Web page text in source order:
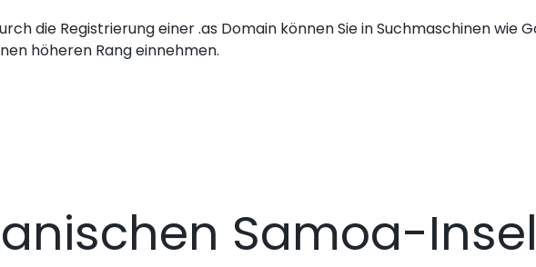
die Registrierung einer .as Domain können Sie in Suchmaschinen wie
höheren Rang einnehmen.
Samoa-